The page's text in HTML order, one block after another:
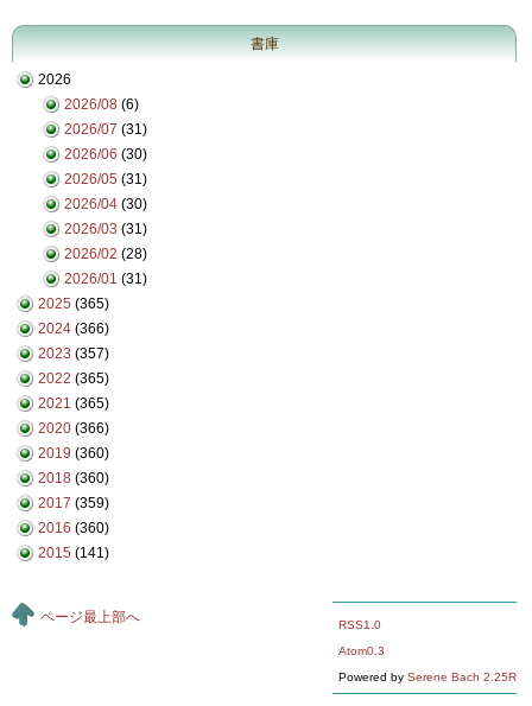
書庫
2026
2026/08 (6)
2026/07 (31)
2026/06 (30)
2026/05 (31)
2026/04 (30)
2026/03 (31)
2026/02 (28)
2026/01 (31)
2025 (365)
2024 (366)
2023 (357)
2022 (365)
2021 (365)
2020 (366)
2019 (360)
2018 (360)
2017 (359)
2016 (360)
2015 (141)
RSS1.0
Atom0.3
Powered by Serene Bach 2.25R
ページ最上部へ